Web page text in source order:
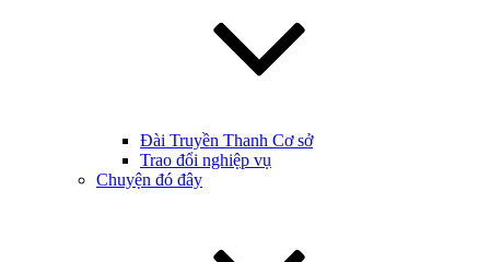
Đài Truyền Thanh Cơ sở
Trao đổi nghiệp vụ
Chuyện đó đây